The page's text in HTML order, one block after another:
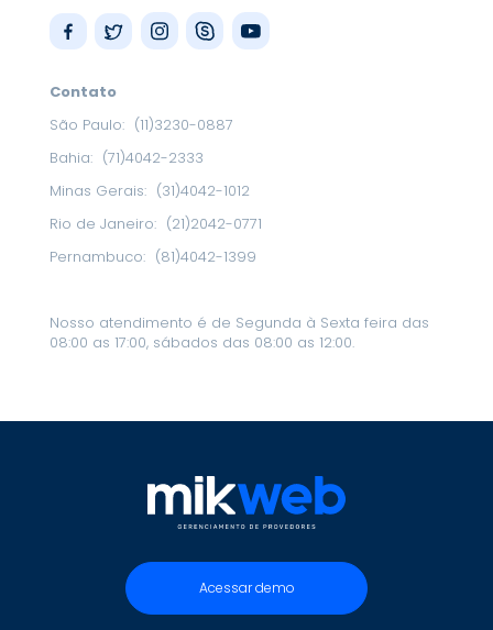
Contato
São Paulo: (11)3230-0887
Bahia: (71)4042-2333
Minas Gerais: (31)4042-1012
Rio de Janeiro: (21)2042-0771
Pernambuco: (81)4042-1399
Nosso atendimento é de Segunda à Sexta feira das
08:00 as 17:00, sábados das 08:00 as 12:00.
Acessar demo